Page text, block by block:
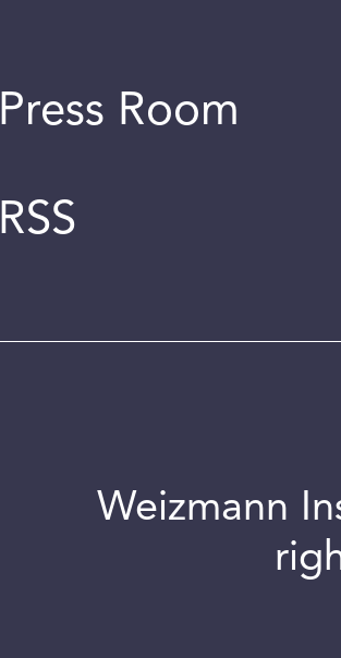
Press Room
RSS
Weizmann